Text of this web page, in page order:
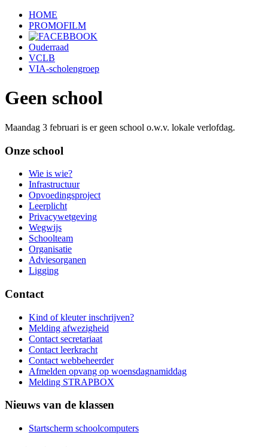
HOME
PROMOFILM
Ouderraad
VCLB
VIA-scholengroep
Geen school
Maandag 3 februari is er geen school o.w.v. lokale verlofdag.
Onze school
Wie is wie?
Infrastructuur
Opvoedingsproject
Leerplicht
Privacywetgeving
Wegwijs
Schoolteam
Organisatie
Adviesorganen
Ligging
Contact
Kind of kleuter inschrijven?
Melding afwezigheid
Contact secretariaat
Contact leerkracht
Contact webbeheerder
Afmelden opvang op woensdagnamiddag
Melding STRAPBOX
Nieuws van de klassen
Startscherm schoolcomputers